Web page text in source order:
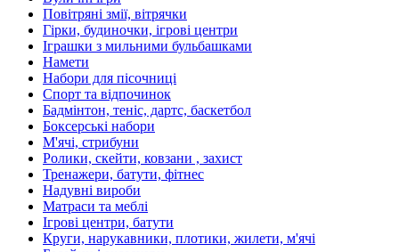
Повітряні змії, вітрячки
Гірки, будиночки, ігрові центри
Іграшки з мильними бульбашками
Намети
Набори для пісочниці
Спорт та відпочинок
Бадмінтон, теніс, дартс, баскетбол
Боксерські набори
М'ячі, стрибуни
Ролики, скейти, ковзани , захист
Тренажери, батути, фітнес
Надувні вироби
Матраси та меблі
Ігрові центри, батути
Круги, нарукавники, плотики, жилети, м'ячі